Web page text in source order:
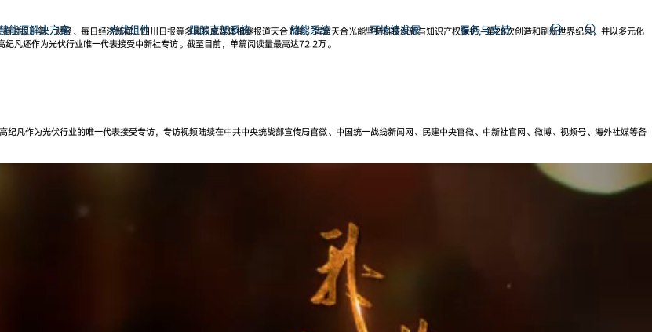
能源解决方案 光伏组件 跟踪支架系统 储能系统 可持续发展 服务与支持
时报、第一财经、每日经济新闻、四川日报等多家权威媒体相继报道天合光能，肯定天合光能坚持科技创新与知识产权保护，第28次创造和刷新世界纪录，并以多元化
凡还作为光伏行业唯一代表接受中新社专访。截至目前，单篇阅读量最高达72.2万。
作为光伏行业的唯一代表接受专访，专访视频陆续在中共中央统战部宣传局官微、中国统一战线新闻网、民建中央官微、中新社官网、微博、视频号、海外社媒等各